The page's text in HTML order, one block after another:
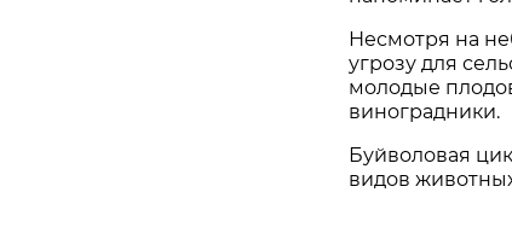
Несмотря на
угрозу для
молодые
виноградники.
Буйволовая
видов